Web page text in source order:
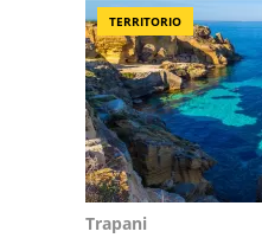
TERRITORIO
Trapani